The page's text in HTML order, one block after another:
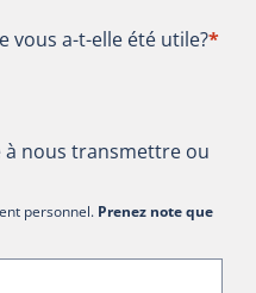
vous a-t-elle été utile?
vous a-t-elle été utile?*
à nous transmettre ou
personnel. Prenez note que